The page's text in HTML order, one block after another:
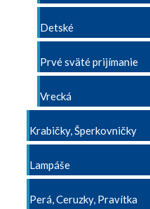
Detské
Prvé sväté prijímanie
Vrecká
Krabičky, Šperkovničky
Lampáše
Perá, Ceruzky, Pravítka